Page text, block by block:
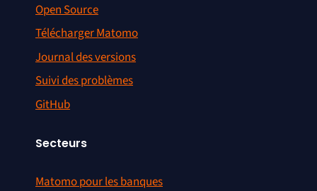
Open Source
Télécharger Matomo
Journal des versions
Suivi des problèmes
GitHub
Secteurs
Matomo pour les banques